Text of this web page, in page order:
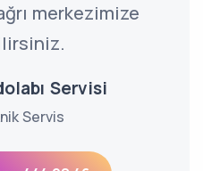
merkezimize
Servisi
Servis